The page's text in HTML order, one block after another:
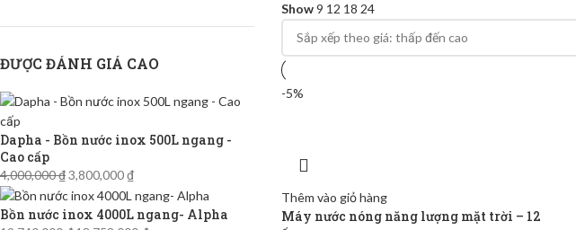
ĐƯỢC ĐÁNH GIÁ CAO
Dapha - Bồn nước inox 500L ngang -
Cao cấp
4,000,000₫3,800,000₫
Bồn nước inox 4000L ngang- Alpha
Show9 12 18 24
-5%
Thêm vào giỏ hàng
Máy nước nóng năng lượng mặt trời – 12